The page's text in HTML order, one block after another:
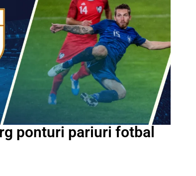
ponturi pariuri fotbal